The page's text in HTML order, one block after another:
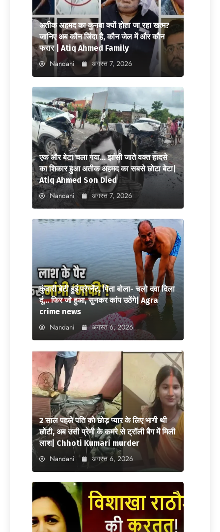
अतीक अहमद का कुनबा क्यों होता जा रहा खत्म?
जानिए अब कौन जिंदा है, कौन जेल में और कौन
फरार | Atiq Ahmed Family
Nandani अगस्त 7, 2026
एक और बेटा चला गया… झांसी जाते वक्त हादसे
का शिकार हुआ अतीक अहमद का सबसे छोटा बेटा|
Atiq Ahmed Son Died
Nandani अगस्त 7, 2026
कुंवारी बेटी हुई प्रेग्नेंट, पिता बोला- चलो दवा दिला
दूं… फिर जो हुआ, सुनकर कांप उठेंगे| Agra
crime news
Nandani अगस्त 6, 2026
2 साल पहले पति को छोड़ प्यार के लिए भागी थी
छोटी, अब उसी प्रेमी के कमरे से ट्रॉली बैग में मिली
लाश| Chhoti Kumari murder
Nandani अगस्त 6, 2026